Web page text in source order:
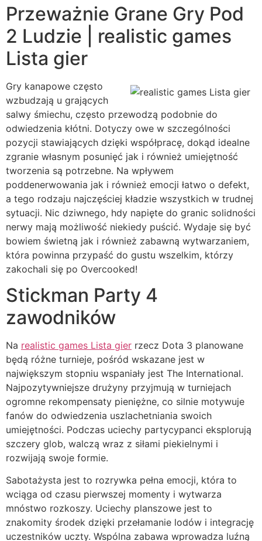
Przeważnie Grane Gry Pod
2 Ludzie | realistic games
Lista gier
Gry kanapowe często
wzbudzają u grających
salwy śmiechu, często przewodzą podobnie do
odwiedzenia kłótni. Dotyczy owe w szczególności
pozycji stawiających dzięki współpracę, dokąd idealne
zgranie własnym posunięć jak i również umiejętność
tworzenia są potrzebne. Na wpływem
poddenerwowania jak i również emocji łatwo o defekt,
a tego rodzaju najczęściej kładzie wszystkich w trudnej
sytuacji. Nic dziwnego, hdy napięte do granic solidności
nerwy mają możliwość niekiedy puścić. Wydaje się być
bowiem świetną jak i również zabawną wytwarzaniem,
która powinna przypaść do gustu wszelkim, którzy
zakochali się po Overcooked!
Stickman Party 4
zawodników
Na realistic games Lista gier rzecz Dota 3 planowane
będą różne turnieje, pośród wskazane jest w
największym stopniu wspaniały jest The International.
Najpozytywniejsze drużyny przyjmują w turniejach
ogromne rekompensaty pieniężne, co silnie motywuje
fanów do odwiedzenia uszlachetniania swoich
umiejętności. Podczas uciechy partycypanci eksplorują
szczery glob, walczą wraz z siłami piekielnymi i
rozwijają swoje formie.
Sabotażysta jest to rozrywka pełna emocji, która to
wciąga od czasu pierwszej momenty i wytwarza
mnóstwo rozkoszy. Uciechy planszowe jest to
znakomity środek dzięki przełamanie lodów i integrację
uczestników uczty. Wspólna zabawa wprowadza luźną